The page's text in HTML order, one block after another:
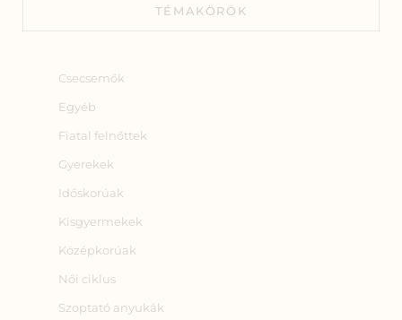
TÉMAKÖRÖK
Csecsemők
Egyéb
Fiatal felnőttek
Gyerekek
Időskorúak
Kisgyermekek
Középkorúak
Női ciklus
Szoptató anyukák